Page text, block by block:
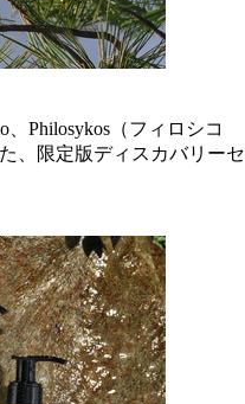
、Philosykos（フィロシコ
、限定版ディスカバリーセ